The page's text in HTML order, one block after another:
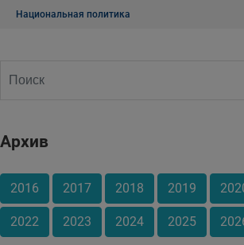
Национальная политика
Архив
2016 2017 2018 2019
2022 2023 2024 2025